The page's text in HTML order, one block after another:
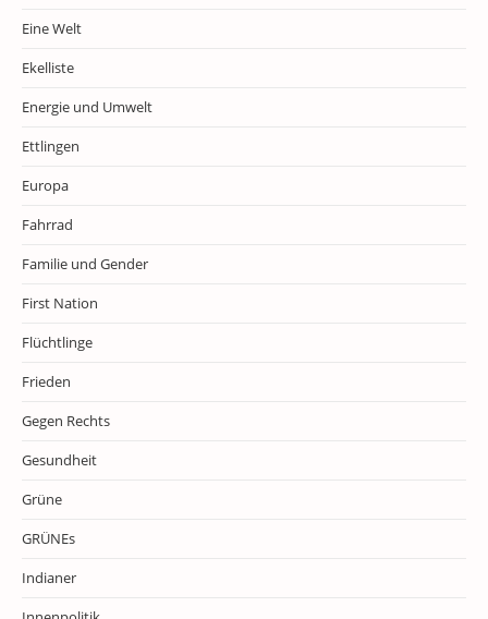
Eine Welt
Ekelliste
Energie und Umwelt
Ettlingen
Europa
Fahrrad
Familie und Gender
First Nation
Flüchtlinge
Frieden
Gegen Rechts
Gesundheit
Grüne
GRÜNEs
Indianer